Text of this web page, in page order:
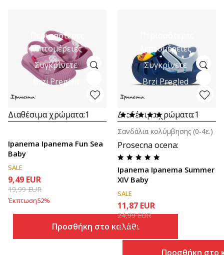
Περισσότερες
λεπτομέρειες
Συγκρίνετε
Brzi Pregled
Διαθέσιμα χρώματα:1
Ipanema Ipanema Fun Sea
Baby
SALE
9,49 EUR
19,99EUR
Έκπτωση52%
Προσθήκη στο καλάθι
λεπτομέρειες
Συγκρίνετε
Brzi Pregled
Διαθέσιμα χρώματα:1
Prosecna ocena:
Ipanema Ipanema Summer
XIV Baby
Σανδάλια κολύμβησης (0-4ε.)
SALE
11,87 EUR
24,99EUR
Έκπτωση
Προσθήκη στο